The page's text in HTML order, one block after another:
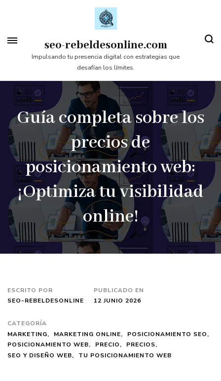
contenido
(presiona
Intro)
seo-rebeldesonline.com
Impulsando tu presencia digital con estrategias que
desafían los límites.
Guía completa sobre los
precios de
posicionamiento web:
¡Optimiza tu visibilidad
online!
ESCRITO POR
SEO-REBELDESONLINE
PUBLICADO EN
12 JUNIO 2026
CATEGORÍA
MARKETING
MARKETING ONLINE
POSICIONAMIENTO SEO
POSICIONAMIENTO WEB
PRECIO
PRECIOS
SEO Y DISEÑO WEB
TU POSICIONAMIENTO WEB